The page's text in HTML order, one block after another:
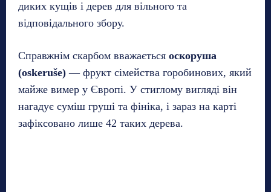
диких кущів і дерев для вільного та
відповідального збору.
Справжнім скарбом вважається оскоруша
(oskeruše) — фрукт сімейства горобинових, який
майже вимер у Європі. У стиглому вигляді він
нагадує суміш груші та фініка, і зараз на карті
зафіксовано лише 42 таких дерева.